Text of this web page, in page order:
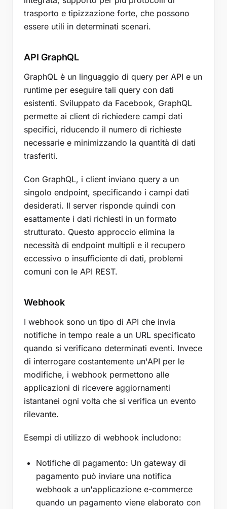
trasporto e tipizzazione forte, che possono
essere utili in determinati scenari.
API GraphQL
GraphQL è un linguaggio di query per API e un
runtime per eseguire tali query con dati
esistenti. Sviluppato da Facebook, GraphQL
permette ai client di richiedere campi dati
specifici, riducendo il numero di richieste
necessarie e minimizzando la quantità di dati
trasferiti.
Con GraphQL, i client inviano query a un
singolo endpoint, specificando i campi dati
desiderati. Il server risponde quindi con
esattamente i dati richiesti in un formato
strutturato. Questo approccio elimina la
necessità di endpoint multipli e il recupero
eccessivo o insufficiente di dati, problemi
comuni con le API REST.
Webhook
I webhook sono un tipo di API che invia
notifiche in tempo reale a un URL specificato
quando si verificano determinati eventi. Invece
di interrogare costantemente un'API per le
modifiche, i webhook permettono alle
applicazioni di ricevere aggiornamenti
istantanei ogni volta che si verifica un evento
rilevante.
Esempi di utilizzo di webhook includono:
Notifiche di pagamento: Un gateway di
pagamento può inviare una notifica
webhook a un'applicazione e-commerce
quando un pagamento viene elaborato con